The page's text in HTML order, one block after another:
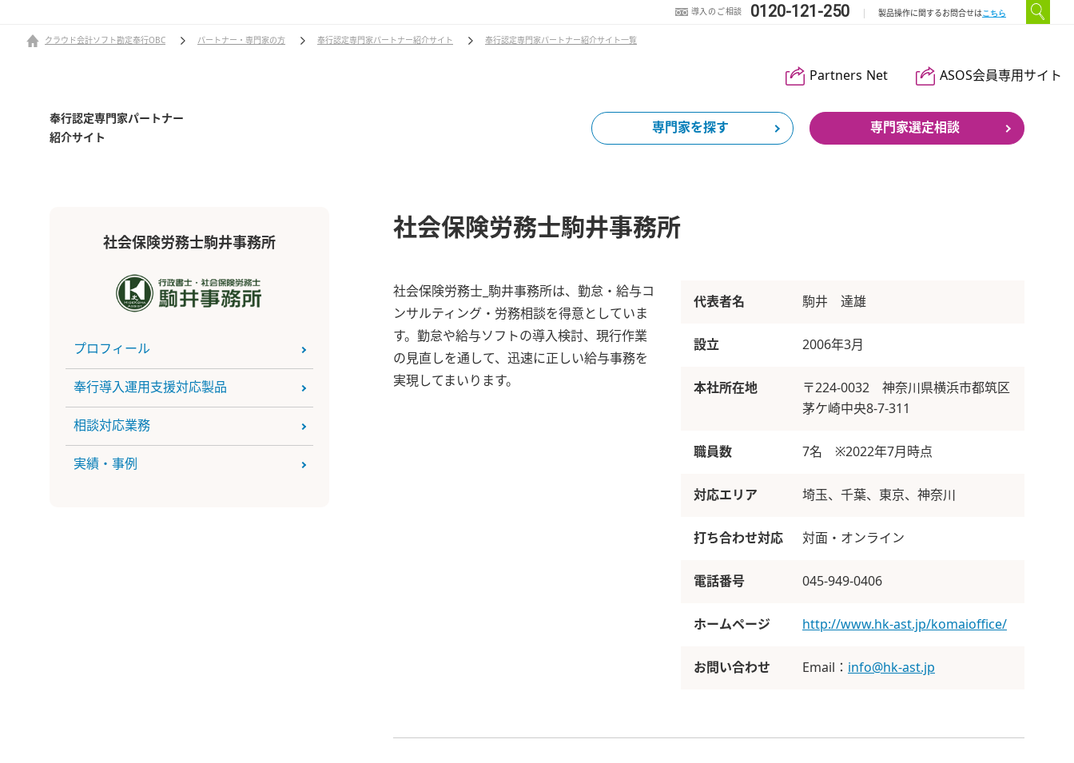
導入のご相談 0120-121-250 製品操作に関するお問合せは こちら
クラウド会計ソフト勘定奉行OBC パートナー・専門家の方 奉行認定専門家パートナー紹介サイト 奉行認定専門家パートナー紹介サイト一覧
Partners Net ASOS会員専用サイト
奉行認定専門家パートナー
紹介サイト
専門家を探す 専門家選定相談
社会保険労務士駒井事務所
プロフィール
奉行導入運用支援対応製品
相談対応業務
実績・事例
社会保険労務士駒井事務所
社会保険労務士_駒井事務所は、勤怠・給与コ
ンサルティング・労務相談を得意としていま
す。勤怠や給与ソフトの導入検討、現行作業
の見直しを通して、迅速に正しい給与事務を
実現してまいります。
代表者名 駒井 達雄
設立 2006年3月
本社所在地
〒224-0032 神奈川県横浜市都筑区
茅ケ崎中央8-7-311
職員数 7名 ※2022年7月時点
対応エリア 埼玉、千葉、東京、神奈川
打ち合わせ対応 対面・オンライン
電話番号 045-949-0406
ホームページ http://www.hk-ast.jp/komaioffice/
お問い合わせ Email： info@hk-ast.jp